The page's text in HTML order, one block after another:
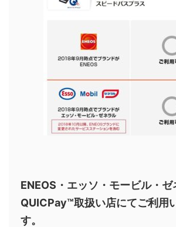
ENEOS・エッソ・モービル・ゼ
QUICPay™取扱い店にてご利用
す。